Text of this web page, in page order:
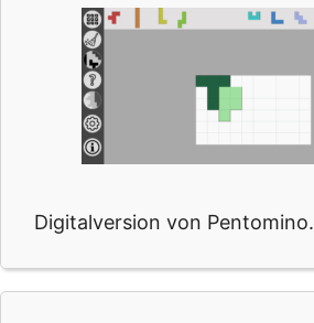
Digitalversion von Pentomino.